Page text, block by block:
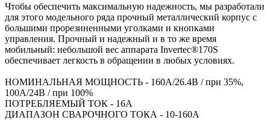
Чтобы обеспечить максимальную надежность, мы разработали
для этого модельного ряда прочный металлический корпус с
большими прорезиненными уголками и кнопками
управления. Прочный и надежный и в то же время
мобильный: небольшой вес аппарата Invertec®170S
обеспечивает легкость в обращении в любых условиях.
НОМИНАЛЬНАЯ МОЩНОСТЬ - 160A/26.4В / при 35%,
100A/24В / при 100%
ПОТРЕБЛЯЕМЫЙ ТОК - 16A
ДИАПАЗОН СВАРОЧНОГО ТОКА - 10-160A